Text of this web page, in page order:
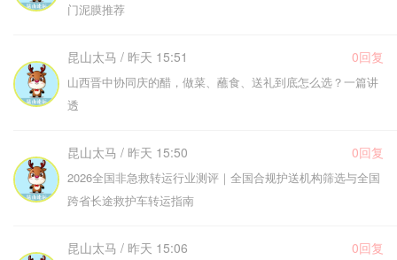
门泥膜推荐
昆山太马 / 昨天 15:51 0回复
山西晋中协同庆的醋，做菜、蘸食、送礼到底怎么选？一篇讲
透
昆山太马 / 昨天 15:50 0回复
2026全国非急救转运行业测评｜全国合规护送机构筛选与全国
跨省长途救护车转运指南
昆山太马 / 昨天 15:06 0回复